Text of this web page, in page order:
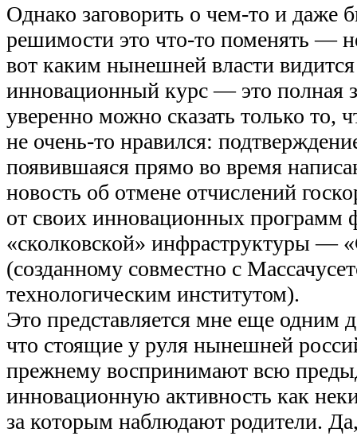
Однако заговорить о чем-то и даже
решимости это что-то поменять —
вот каким нынешней власти
инновационный курс — это полная
уверенно можно сказать только то,
не очень-то нравился:
появившаяся прямо во время
новость об отмене отчислений
от своих инновационных программ
«сколковской» инфраструктуры —
(созданному совместно с
технологическим институтом).
Это представляется мне еще одним
что стоящие у руля нынешней
прежнему воспринимают всю
инновационную активность как
за которым наблюдают родители.